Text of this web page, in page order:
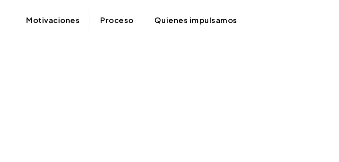
Motivaciones Proceso Quienes impulsamos